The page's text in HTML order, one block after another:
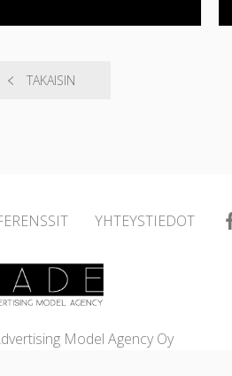
TAKAISIN
YHTEYSTIEDOT
Model Agency Oy